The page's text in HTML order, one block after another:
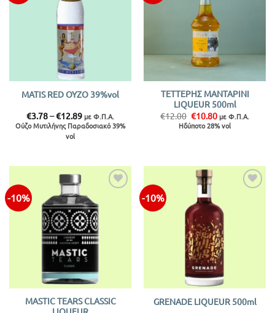
MATIS RED ΟΥΖΟ 39%vol
€3.78–€12.89Price
range:
€3.78
με Φ.Π.Α.
Ούζο Μυτιλήνης Παραδοσιακό 39%
vol
ΤΕΤΤΕΡΗΣ ΜΑΝΤΑΡΙΝΙ
LIQUEUR 500ml
€12.00 Original
price
was:
€10.80Η
τρέχουσα
τιμή
με Φ.Π.Α.
Ηδύποτο 28% vol
-10%
στην λίστα
MASTIC TEARS CLASSIC
-10%
GRENADE LIQUEUR 500ml